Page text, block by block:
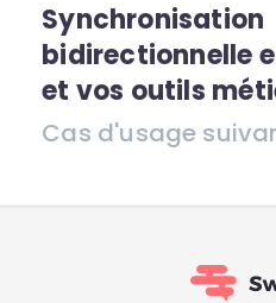
Synchronisation
bidirectionnelle
et vos outils
Cas d'usage